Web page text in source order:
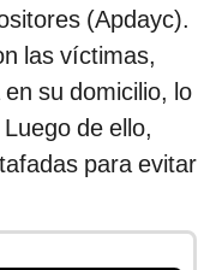
(Apdayc).
las víctimas,
su domicilio, lo
de ello,
para evitar